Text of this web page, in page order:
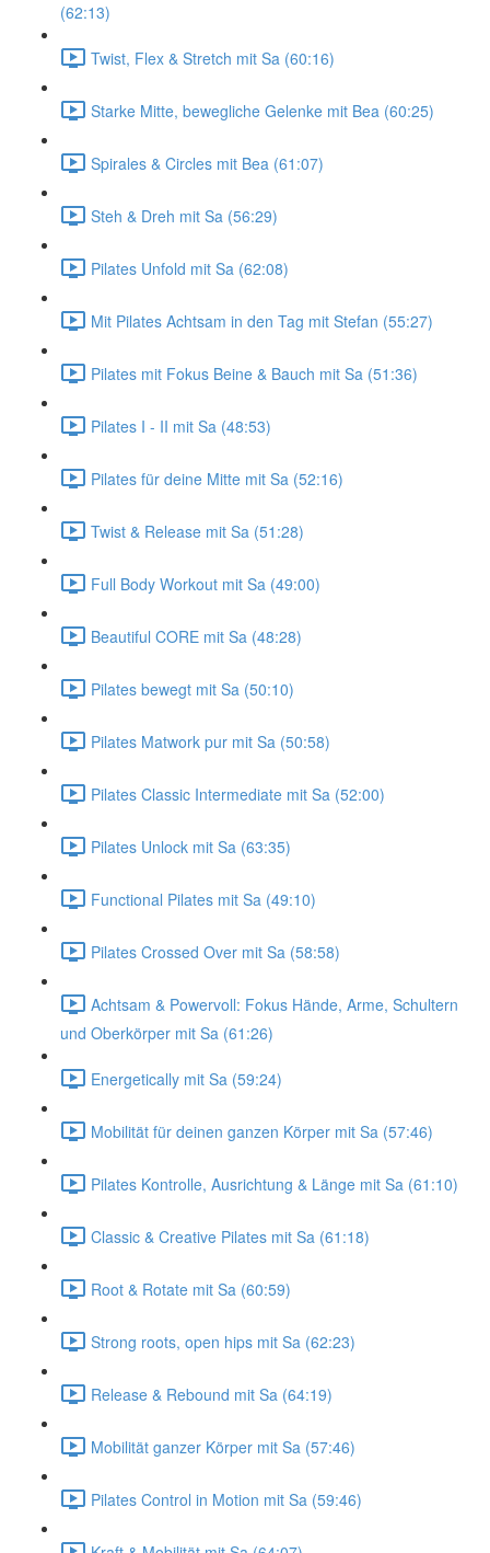
(62:13)
Twist, Flex & Stretch mit Sa (60:16)
Starke Mitte, bewegliche Gelenke mit Bea (60:25)
Spirales & Circles mit Bea (61:07)
Steh & Dreh mit Sa (56:29)
Pilates Unfold mit Sa (62:08)
Mit Pilates Achtsam in den Tag mit Stefan (55:27)
Pilates mit Fokus Beine & Bauch mit Sa (51:36)
Pilates I - II mit Sa (48:53)
Pilates für deine Mitte mit Sa (52:16)
Twist & Release mit Sa (51:28)
Full Body Workout mit Sa (49:00)
Beautiful CORE mit Sa (48:28)
Pilates bewegt mit Sa (50:10)
Pilates Matwork pur mit Sa (50:58)
Pilates Classic Intermediate mit Sa (52:00)
Pilates Unlock mit Sa (63:35)
Functional Pilates mit Sa (49:10)
Pilates Crossed Over mit Sa (58:58)
Achtsam & Powervoll: Fokus Hände, Arme, Schultern
und Oberkörper mit Sa (61:26)
Energetically mit Sa (59:24)
Mobilität für deinen ganzen Körper mit Sa (57:46)
Pilates Kontrolle, Ausrichtung & Länge mit Sa (61:10)
Classic & Creative Pilates mit Sa (61:18)
Root & Rotate mit Sa (60:59)
Strong roots, open hips mit Sa (62:23)
Release & Rebound mit Sa (64:19)
Mobilität ganzer Körper mit Sa (57:46)
Pilates Control in Motion mit Sa (59:46)